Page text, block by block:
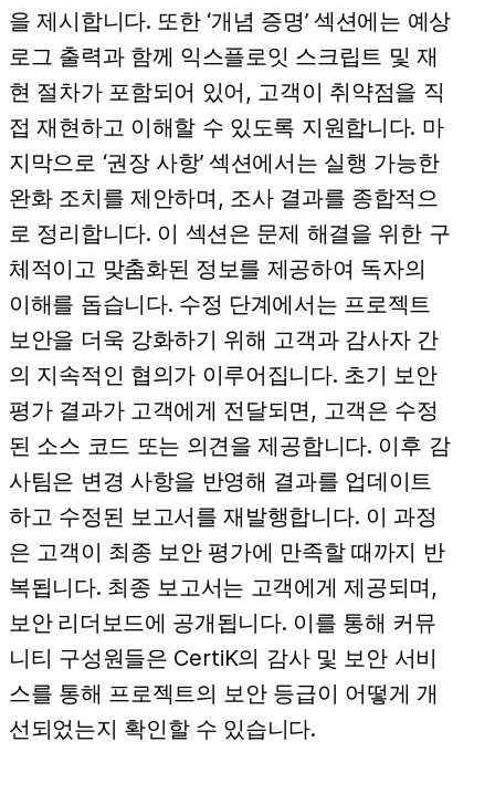
을 제시합니다. 또한 ‘개념 증명’ 섹션에는 예상
로그 출력과 함께 익스플로잇 스크립트 및 재
현 절차가 포함되어 있어, 고객이 취약점을 직
접 재현하고 이해할 수 있도록 지원합니다. 마
지막으로 ‘권장 사항’ 섹션에서는 실행 가능한
완화 조치를 제안하며, 조사 결과를 종합적으
로 정리합니다. 이 섹션은 문제 해결을 위한 구
체적이고 맞춤화된 정보를 제공하여 독자의
이해를 돕습니다. 수정 단계에서는 프로젝트
보안을 더욱 강화하기 위해 고객과 감사자 간
의 지속적인 협의가 이루어집니다. 초기 보안
평가 결과가 고객에게 전달되면, 고객은 수정
된 소스 코드 또는 의견을 제공합니다. 이후 감
사팀은 변경 사항을 반영해 결과를 업데이트
하고 수정된 보고서를 재발행합니다. 이 과정
은 고객이 최종 보안 평가에 만족할 때까지 반
복됩니다. 최종 보고서는 고객에게 제공되며,
보안 리더보드에 공개됩니다. 이를 통해 커뮤
니티 구성원들은 CertiK의 감사 및 보안 서비
스를 통해 프로젝트의 보안 등급이 어떻게 개
선되었는지 확인할 수 있습니다.